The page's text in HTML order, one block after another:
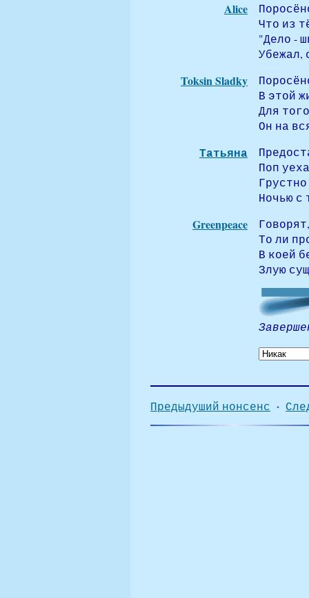
Alice
Что из
"Дело -
Убежал,
Toksin Sladky
В этой
Для
Он на
Татьяна
Поп
Ночью с
Greenpeace
То ли
В коей
Злую
Предыдуший нонсенс ·